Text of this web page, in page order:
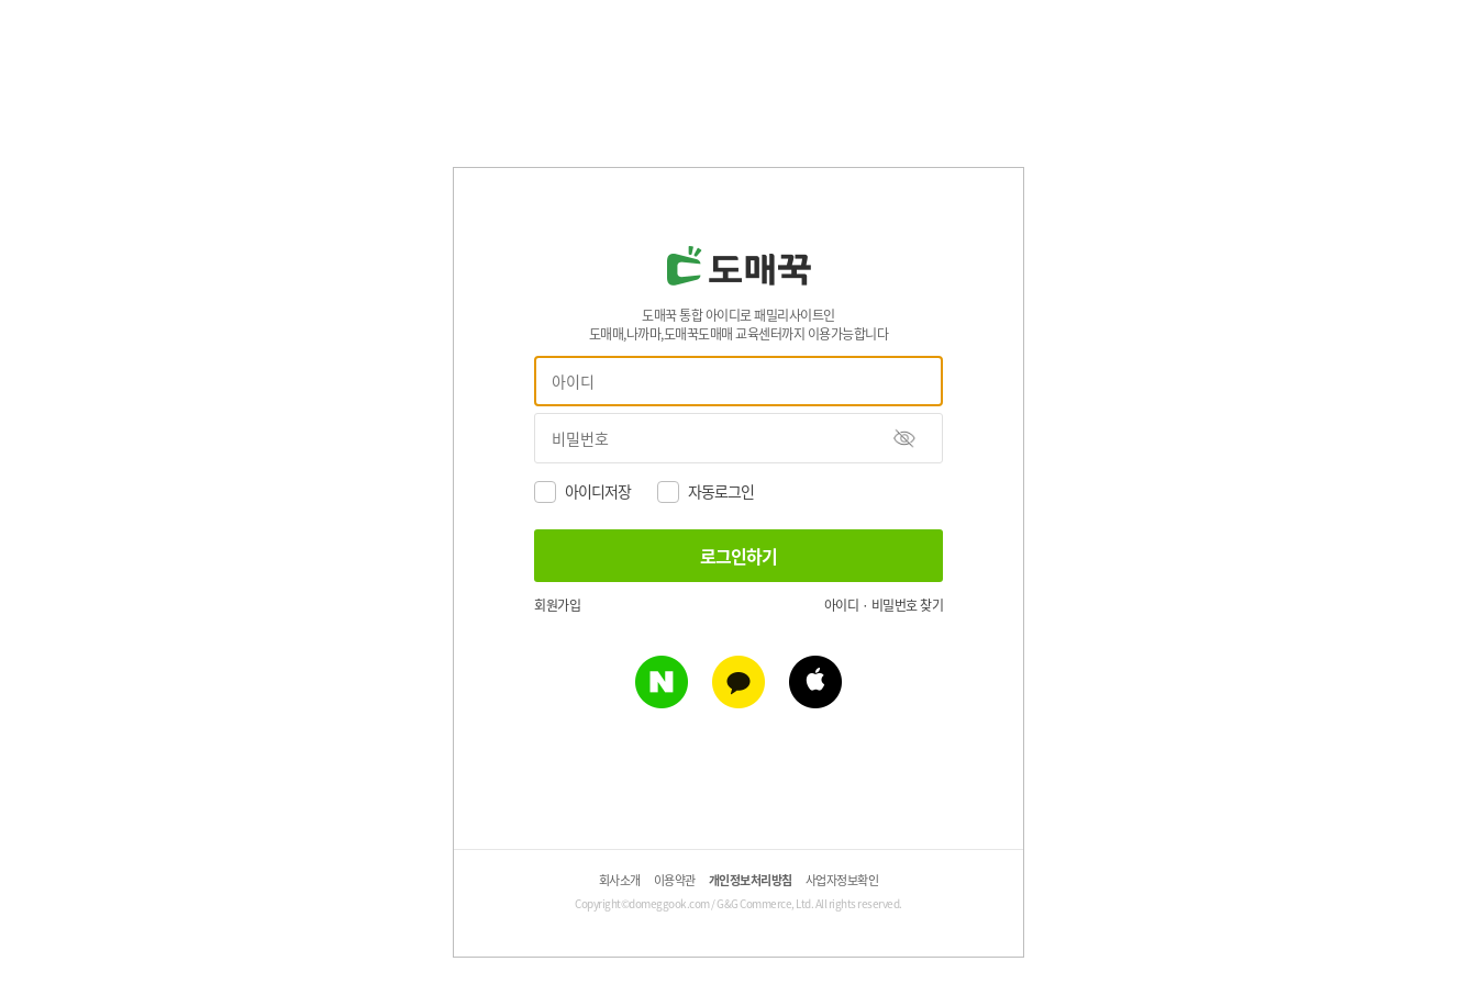
도매꾹 통합 아이디로 패밀리사이트인
도매매,나까마,도매꾹도매매 교육센터까지 이용가능합니다
아이디저장 자동로그인
회원가입 아이디 · 비밀번호 찾기
회사소개 이용약관 개인정보처리방침 사업자정보확인
Copyright©domeggook.com / G&G Commerce, Ltd. All rights reserved.